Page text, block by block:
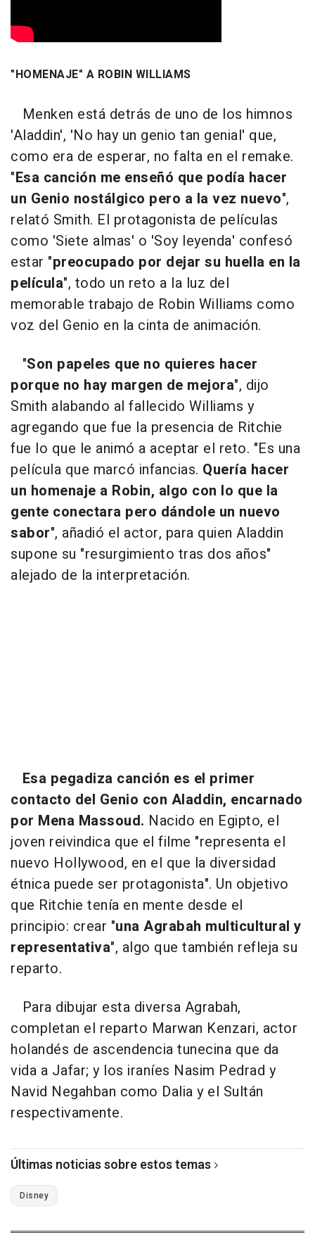
"HOMENAJE" A ROBIN WILLIAMS
Menken está detrás de uno de los himnos
'Aladdin', 'No hay un genio tan genial' que,
como era de esperar, no falta en el remake.
"Esa canción me enseñó que podía hacer
un Genio nostálgico pero a la vez nuevo",
relató Smith. El protagonista de películas
como 'Siete almas' o 'Soy leyenda' confesó
estar "preocupado por dejar su huella en la
película", todo un reto a la luz del
memorable trabajo de Robin Williams como
voz del Genio en la cinta de animación.
"Son papeles que no quieres hacer
porque no hay margen de mejora", dijo
Smith alabando al fallecido Williams y
agregando que fue la presencia de Ritchie
fue lo que le animó a aceptar el reto. "Es una
película que marcó infancias. Quería hacer
un homenaje a Robin, algo con lo que la
gente conectara pero dándole un nuevo
sabor", añadió el actor, para quien Aladdin
supone su "resurgimiento tras dos años"
alejado de la interpretación.
Esa pegadiza canción es el primer
contacto del Genio con Aladdin, encarnado
por Mena Massoud. Nacido en Egipto, el
joven reivindica que el filme "representa el
nuevo Hollywood, en el que la diversidad
étnica puede ser protagonista". Un objetivo
que Ritchie tenía en mente desde el
principio: crear "una Agrabah multicultural y
representativa", algo que también refleja su
reparto.
Para dibujar esta diversa Agrabah,
completan el reparto Marwan Kenzari, actor
holandés de ascendencia tunecina que da
vida a Jafar; y los iraníes Nasim Pedrad y
Navid Negahban como Dalia y el Sultán
respectivamente.
Últimas noticias sobre estos temas
Disney